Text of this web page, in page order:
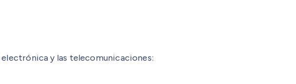
y las telecomunicaciones: